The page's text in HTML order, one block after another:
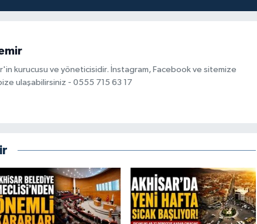
kurucusu ve yöneticisidir. İnstagram, Facebook ve sitemize
ulaşabilirsiniz - 0555 715 63 17